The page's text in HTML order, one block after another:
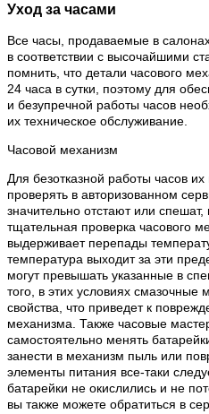
Уход за часами
Все часы, продаваемые в
в соответствии с высочайшими
помнить, что детали часового
24 часа в сутки, поэтому для
и безупречной работы часов
их техническое обслуживание.
Часовой механизм
Для безотказной работы часов
проверять в авторизованном
значительно отстают или
тщательная проверка часового
выдерживает перепады
температура выходит за эти
могут превышать указанные в
того, в этих условиях смазочные
свойства, что приведет к
механизма. Также часовые
самостоятельно менять
занести в механизм пыль или
элементы питания все-таки
батарейки не окислились и не
вы также можете обратиться в